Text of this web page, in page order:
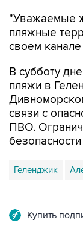
"Уважаемые
пляжные
своем
В субботу
пляжи в
связи с
ПВО.
Геленджик
Купить